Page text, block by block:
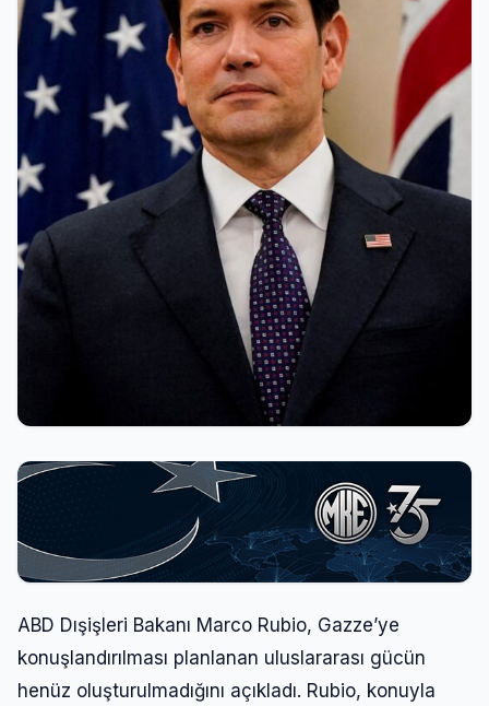
ABD Dışişleri Bakanı Marco Rubio, Gazze’ye
konuşlandırılması planlanan uluslararası gücün
henüz oluşturulmadığını açıkladı. Rubio, konuyla